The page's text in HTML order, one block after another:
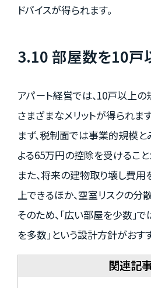
ドバイスが得られます。
3.10 部屋数を10戸
アパート経営では、10戸以上の
さまざまなメリットが得られます
まず、税制面では事業的規模
よる65万円の控除を受けること
また、将来の建物取り壊し費
上できるほか、空室リスクの分
そのため、「広い部屋を少数」
を多数」という設計方針がおす